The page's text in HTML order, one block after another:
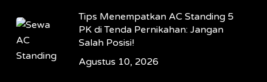
Tips Menempatkan AC Standing 5
PK di Tenda Pernikahan: Jangan
Salah Posisi!
Agustus 10, 2026